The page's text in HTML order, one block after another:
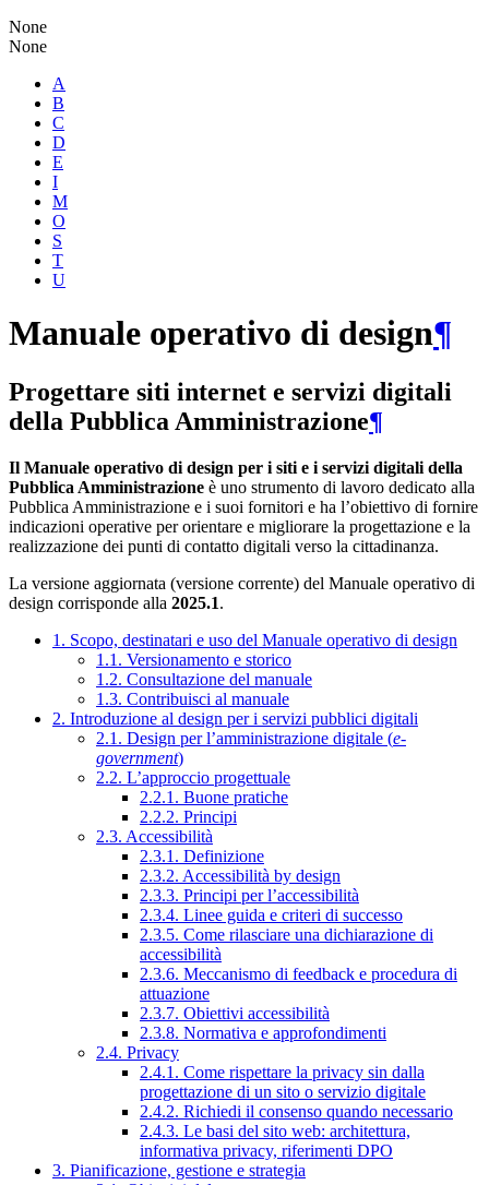
None
None
A
B
C
D
E
I
M
O
S
T
U
Manuale operativo di design¶
Progettare siti internet e servizi digitali
della Pubblica Amministrazione¶
Il Manuale operativo di design per i siti e i servizi digitali della
Pubblica Amministrazione è uno strumento di lavoro dedicato alla
Pubblica Amministrazione e i suoi fornitori e ha l’obiettivo di fornire
indicazioni operative per orientare e migliorare la progettazione e la
realizzazione dei punti di contatto digitali verso la cittadinanza.
La versione aggiornata (versione corrente) del Manuale operativo di
design corrisponde alla 2025.1.
1. Scopo, destinatari e uso del Manuale operativo di design
1.1. Versionamento e storico
1.2. Consultazione del manuale
1.3. Contribuisci al manuale
2. Introduzione al design per i servizi pubblici digitali
2.1. Design per l’amministrazione digitale (e-
government)
2.2. L’approccio progettuale
2.2.1. Buone pratiche
2.2.2. Principi
2.3. Accessibilità
2.3.1. Definizione
2.3.2. Accessibilità by design
2.3.3. Principi per l’accessibilità
2.3.4. Linee guida e criteri di successo
2.3.5. Come rilasciare una dichiarazione di
accessibilità
2.3.6. Meccanismo di feedback e procedura di
attuazione
2.3.7. Obiettivi accessibilità
2.3.8. Normativa e approfondimenti
2.4. Privacy
2.4.1. Come rispettare la privacy sin dalla
progettazione di un sito o servizio digitale
2.4.2. Richiedi il consenso quando necessario
2.4.3. Le basi del sito web: architettura,
informativa privacy, riferimenti DPO
3. Pianificazione, gestione e strategia